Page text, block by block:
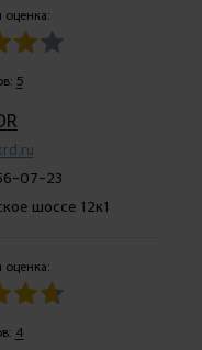
оценка:
5
07-23
шоссе 12к1
оценка:
4